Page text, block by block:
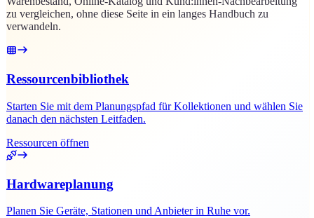
zu vergleichen, ohne diese Seite in ein langes Handbuch zu
verwandeln.
Ressourcenbibliothek
Starten Sie mit dem Planungspfad für Kollektionen und wählen Sie
danach den nächsten Leitfaden.
Ressourcen öffnen
Hardwareplanung
Planen Sie Geräte, Stationen und Anbieter in Ruhe vor.